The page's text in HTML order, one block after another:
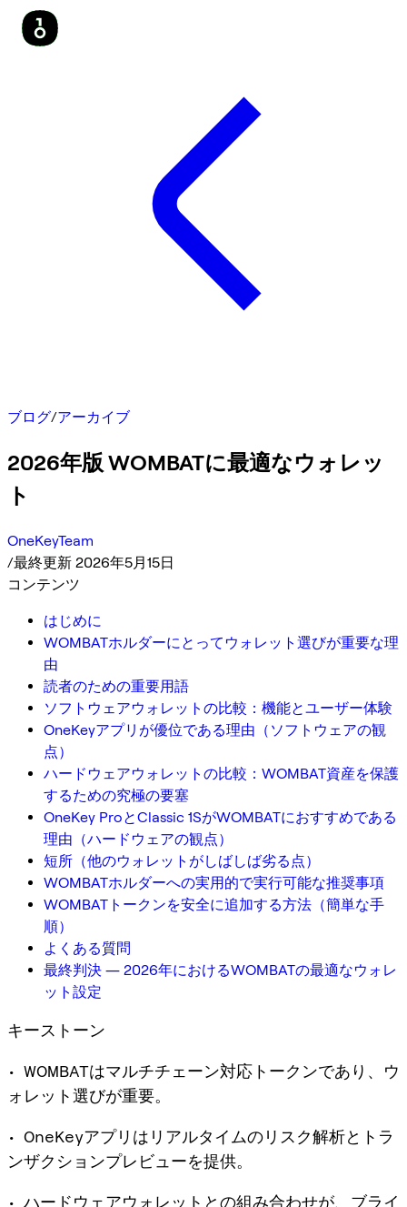
ブログ/アーカイブ
2026年版 WOMBATに最適なウォレッ
ト
OneKeyTeam
/最終更新 2026年5月15日
コンテンツ
はじめに
WOMBATホルダーにとってウォレット選びが重要な理
由
読者のための重要用語
ソフトウェアウォレットの比較：機能とユーザー体験
OneKeyアプリが優位である理由（ソフトウェアの観
点）
ハードウェアウォレットの比較：WOMBAT資産を保護
するための究極の要塞
OneKey ProとClassic 1SがWOMBATにおすすめである
理由（ハードウェアの観点）
短所（他のウォレットがしばしば劣る点）
WOMBATホルダーへの実用的で実行可能な推奨事項
WOMBATトークンを安全に追加する方法（簡単な手
順）
よくある質問
最終判決 ― 2026年におけるWOMBATの最適なウォレ
ット設定
キーストーン
• WOMBATはマルチチェーン対応トークンであり、ウ
ォレット選びが重要。
• OneKeyアプリはリアルタイムのリスク解析とトラ
ンザクションプレビューを提供。
• ハードウェアウォレットとの組み合わせが、ブライ